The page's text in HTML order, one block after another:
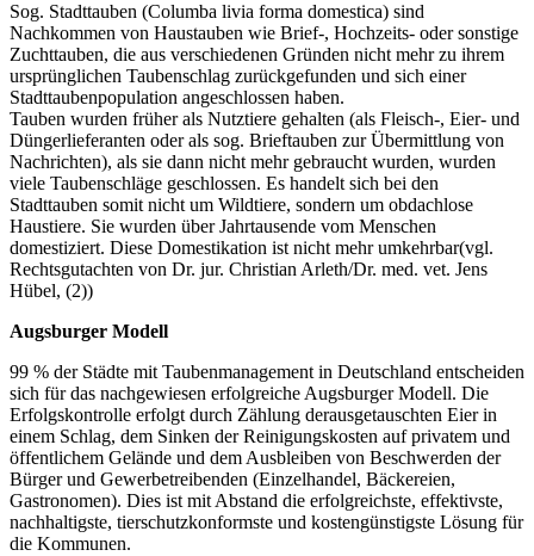
Sog. Stadttauben (Columba livia forma domestica) sind
Nachkommen von Haustauben wie Brief-, Hochzeits- oder sonstige
Zuchttauben, die aus verschiedenen Gründen nicht mehr zu ihrem
ursprünglichen Taubenschlag zurückgefunden und sich einer
Stadttaubenpopulation angeschlossen haben.
Tauben wurden früher als Nutztiere gehalten (als Fleisch-, Eier- und
Düngerlieferanten oder als sog. Brieftauben zur Übermittlung von
Nachrichten), als sie dann nicht mehr gebraucht wurden, wurden
viele Taubenschläge geschlossen. Es handelt sich bei den
Stadttauben somit nicht um Wildtiere, sondern um obdachlose
Haustiere. Sie wurden über Jahrtausende vom Menschen
domestiziert. Diese Domestikation ist nicht mehr umkehrbar(vgl.
Rechtsgutachten von Dr. jur. Christian Arleth/Dr. med. vet. Jens
Hübel, (2))
Augsburger Modell
99 % der Städte mit Taubenmanagement in Deutschland entscheiden
sich für das nachgewiesen erfolgreiche Augsburger Modell. Die
Erfolgskontrolle erfolgt durch Zählung derausgetauschten Eier in
einem Schlag, dem Sinken der Reinigungskosten auf privatem und
öffentlichem Gelände und dem Ausbleiben von Beschwerden der
Bürger und Gewerbetreibenden (Einzelhandel, Bäckereien,
Gastronomen). Dies ist mit Abstand die erfolgreichste, effektivste,
nachhaltigste, tierschutzkonformste und kostengünstigste Lösung für
die Kommunen.